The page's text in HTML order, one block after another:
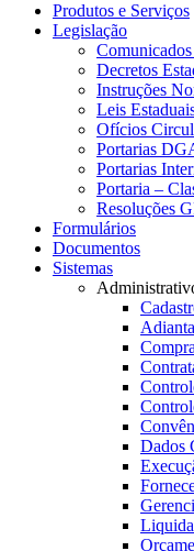
Produtos e Serviços
Legislação
Decretos
Instruções
Leis
Ofícios
Portarias
Portarias
Portaria –
Resoluções
Formulários
Documentos
Sistemas
Dados